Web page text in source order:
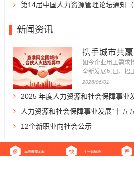
第14届中国人力资源管理论坛通知
新闻资讯
携手城市共
｜查准网全
如今企业用工需求
全新发展风口。招
低，成为万千企业
市场布局，深耕区
全国各城市招募城
品牌、运营体系为
2026/06/01
2025 年度人力资源和社会保障事业
公报...
人力资源和社会保障事业发展“十五五
12个新职业向社会公示